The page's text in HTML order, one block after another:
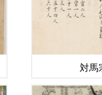
対馬